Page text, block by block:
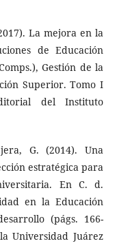
La mejora en la
de Educación
Gestión de la
Superior. Tomo I
del Instituto
G. (2014). Una
estratégica para
En C. d.
en la Educación
(págs. 166-
Universidad Juárez